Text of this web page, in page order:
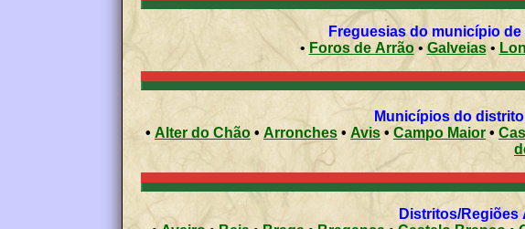
Freguesias do município
• Foros de Arrão•Galveias•
Municípios do
• Alter do Chão • Arronches • Avis •Campo Maior •